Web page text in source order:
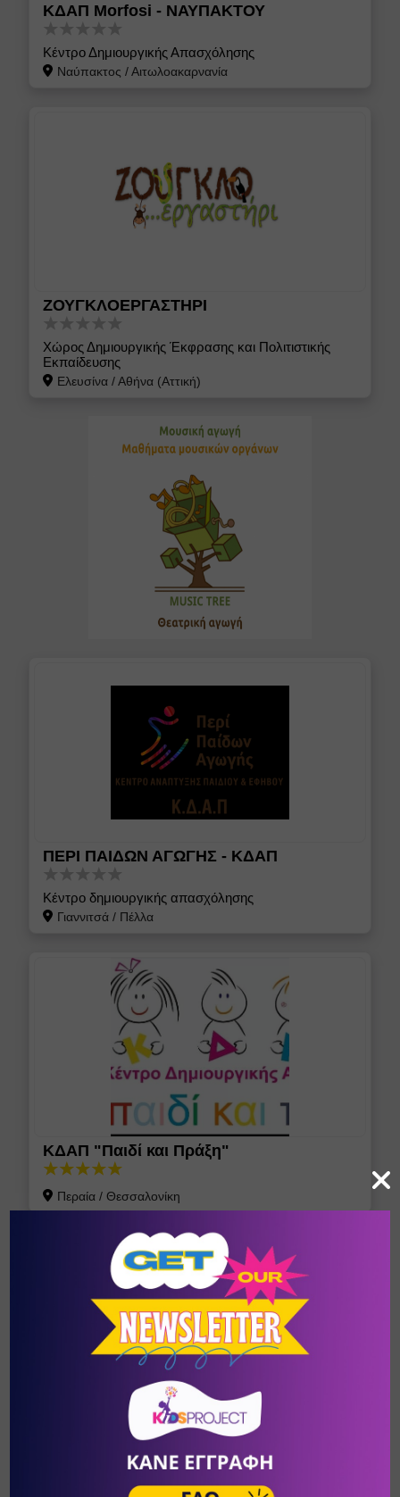
ΚΔΑΠ Morfosi - ΝΑΥΠΑΚΤΟΥ
Κέντρο Δημιουργικής Απασχόλησης
Ναύπακτος /Αιτωλοακαρνανία
ΖΟΥΓΚΛΟΕΡΓΑΣΤΗΡΙ
Χώρος Δημιουργικής Έκφρασης και Πολιτιστικής
Εκπαίδευσης
Ελευσίνα/Αθήνα (Αττική)
ΠΕΡΙ ΠΑΙΔΩΝ ΑΓΩΓΗΣ - ΚΔΑΠ
Κέντρο δημιουργικής απασχόλησης
Γιαννιτσά/ Πέλλα
ΚΔΑΠ "Παιδί και Πράξη"
Περαία/ Θεσσαλονίκη
Κέντρο Μελέτης & Δημιουργική Απασχόληση